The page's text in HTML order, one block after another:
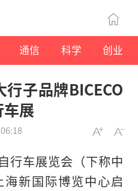
通信 科学 创业
子品牌BICECO
展
行车展览会（下称中
新国际博览中心启